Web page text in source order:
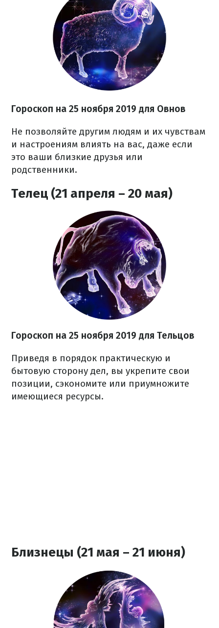
Гороскоп на 25 ноября 2019 для Овнов
Не позволяйте другим людям и их чувствам
и настроениям влиять на вас, даже если
это ваши близкие друзья или
родственники.
Телец (21 апреля – 20 мая)
Гороскоп на 25 ноября 2019 для Тельцов
Приведя в порядок практическую и
бытовую сторону дел, вы укрепите свои
позиции, сэкономите или приумножите
имеющиеся ресурсы.
Близнецы (21 мая – 21 июня)